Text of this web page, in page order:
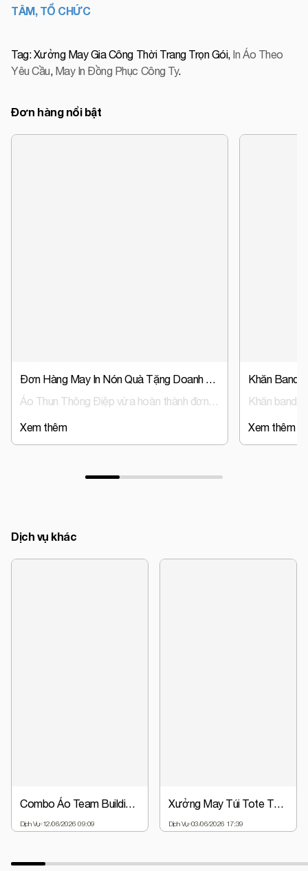
TÂM, TỔ CHỨC
Tag: Xưởng May Gia Công Thời Trang Trọn Gói, In Áo Theo
Yêu Cầu, May In Đồng Phục Công Ty.
Đơn hàng nổi bật
Đơn Hàng May In Nón Quà Tặng Doanh Nghiệp, Nón Đồng Phục Trust Event & Media
Áo Thun Thông Điệp vừa hoàn thành đơn hàng sản xuất nón đồng phục, nón quà tặng doanh nghiệp cho Trust Event & Media – đơn vị hoạt động trong lĩnh vực tổ chức sự kiện và truyền thông.
Xem thêm Xem thêm
Dịch vụ khác
Combo Áo Team Building + Nón Đồng Phục Chỉ Từ 63.000đ | Giá Gốc Tại Xưởng
Dịch Vụ 12/06/2026 09:09
Xưởng May Túi Tote Theo Yêu Cầu - Thiết Kế Miễn Phí, Giá Gốc
Dịch Vụ 03/06/2026 17:39